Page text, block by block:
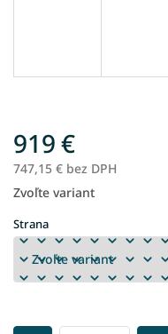
919 €
747,15 € bez DPH
Jednotková
Zvoľte variant
Strana